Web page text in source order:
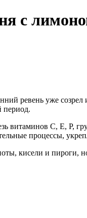
с
ревень уже
период.
витаминов С, Е, Р,
процессы,
кисели и пироги,